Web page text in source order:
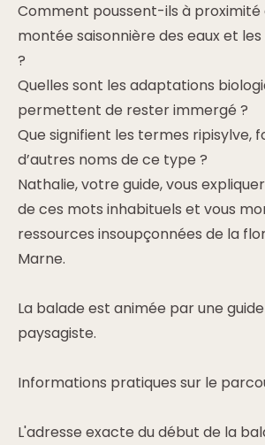
Comment poussent-ils à proximité
montée saisonnière des eaux et
?
Quelles sont les adaptations
permettent de rester immergé ?
Que signifient les termes ripisylve,
d’autres noms de ce type ?
Nathalie, votre guide, vous
de ces mots inhabituels et vous
ressources insoupçonnées de la
Marne.
La balade est animée par une
paysagiste.
Informations pratiques sur le
L'adresse exacte du début de la